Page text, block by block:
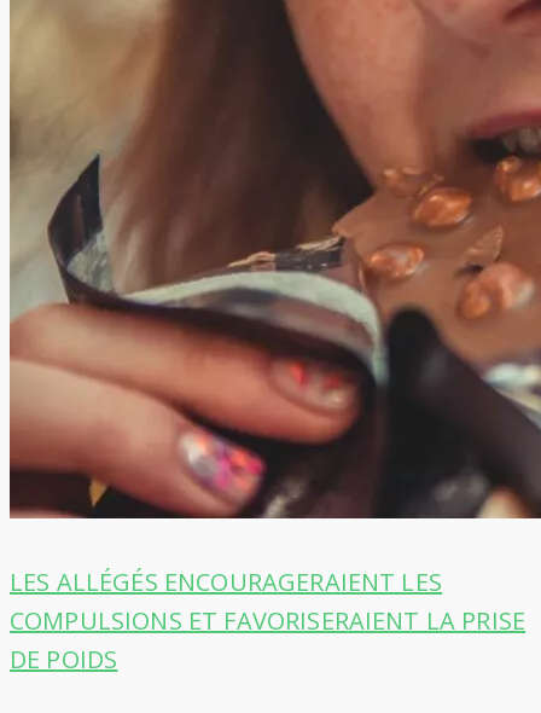
LES ALLÉGÉS ENCOURAGERAIENT LES
COMPULSIONS ET FAVORISERAIENT LA PRISE
DE POIDS